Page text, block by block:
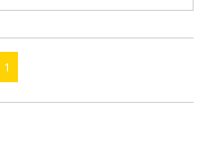
1